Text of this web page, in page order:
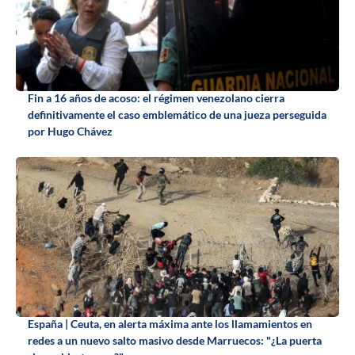
Fin a 16 años de acoso: el régimen venezolano cierra
definitivamente el caso emblemático de una jueza perseguida
por Hugo Chávez
España | Ceuta, en alerta máxima ante los llamamientos en
redes a un nuevo salto masivo desde Marruecos: "¿La puerta